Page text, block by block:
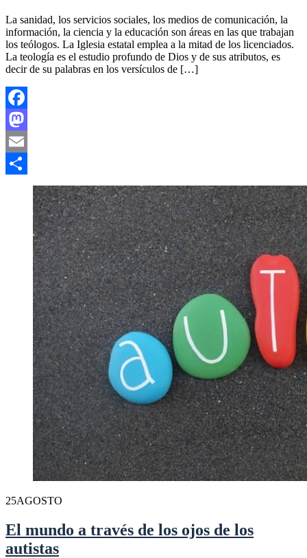
La sanidad, los servicios sociales, los medios de comunicación, la
información, la ciencia y la educación son áreas en las que trabajan
los teólogos. La Iglesia estatal emplea a la mitad de los licenciados.
La teología es el estudio profundo de Dios y de sus atributos, es
decir de su palabras en los versículos de […]
Facebook
Mastodon
Email
Compartir
25AGOSTO
El mundo a través de los ojos de los
autistas